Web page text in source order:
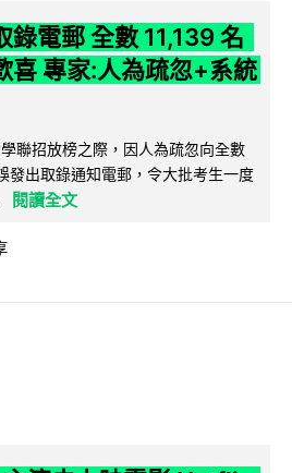
錄電郵 全數 11,139 名
喜 專家:人為疏忽+系統
聯招放榜之際，因人為疏忽向全數
發出取錄通知電郵，令大批考生一度
閱讀全文